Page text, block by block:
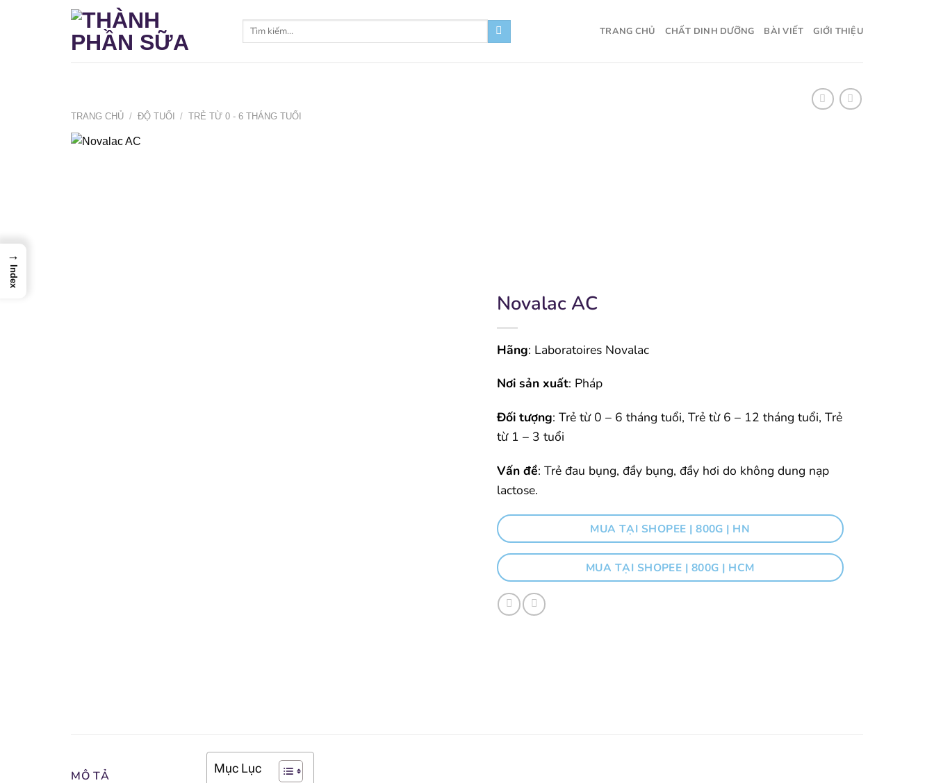
Tìm
TRANG CHỦ CHẤT DINH DƯỠNG BÀI VIẾT GIỚI THIỆU
TRANG CHỦ / ĐỘ TUỔI / TRẺ TỪ 0 - 6 THÁNG TUỔI
Novalac AC
Hãng: Laboratoires Novalac
Nơi sản xuất: Pháp
Đối tượng: Trẻ từ 0 – 6 tháng tuổi, Trẻ từ 6 – 12 tháng tuổi, Trẻ
từ 1 – 3 tuổi
Vấn đề: Trẻ đau bụng, đầy bụng, đầy hơi do không dung nạp
lactose.
MUA TẠI SHOPEE | 800G | HN
MUA TẠI SHOPEE | 800G | HCM
MÔ TẢ Mục Lục
→
Index